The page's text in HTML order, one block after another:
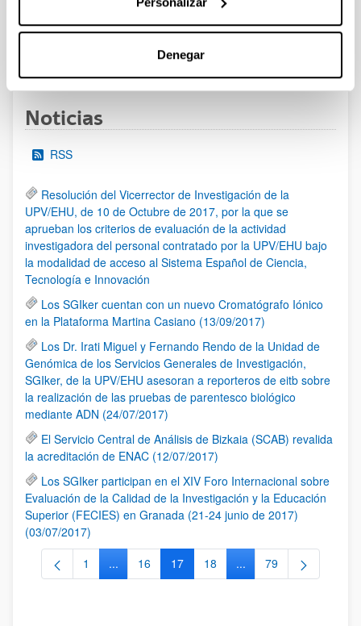
Denegar
al 30/07/2026 (ambos incluídos)
PáginaPáginaPágina
3 ...Páginas intermedias Use TAB
Noticias
RSS
Resolución del Vicerrector de Investigación de la
UPV/EHU, de 10 de Octubre de 2017, por la que se
aprueban los criterios de evaluación de la actividad
investigadora del personal contratado por la UPV/EHU bajo
la modalidad de acceso al Sistema Español de Ciencia,
Tecnología e Innovación
Los SGIker cuentan con un nuevo Cromatógrafo Iónico
en la Plataforma Martina Casiano (13/09/2017)
Los Dr. Irati Miguel y Fernando Rendo de la Unidad de
Genómica de los Servicios Generales de Investigación,
SGIker, de la UPV/EHU asesoran a reporteros de eitb sobre
la realización de las pruebas de parentesco biológico
mediante ADN (24/07/2017)
El Servicio Central de Análisis de Bizkaia (SCAB) revalida
la acreditación de ENAC (12/07/2017)
Los SGIker participan en el XIV Foro Internacional sobre
Evaluación de la Calidad de la Investigación y la Educación
Superior (FECIES) en Granada (21-24 junio de 2017)
(03/07/2017)
Página
1 ...Páginas intermedias Use TAB para desplazarse.
Página
16 Página
17 Página
18 ...Páginas intermedias
Página
79